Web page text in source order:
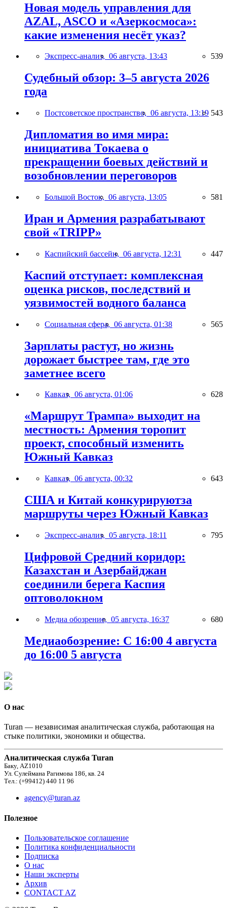
Новая модель управления для
AZAL, ASCO и «Азеркосмоса»:
какие изменения несёт указ?
Экспресс-анализ, 06 августа, 13:43 539
Судебный обзор: 3–5 августа 2026
года
Постсоветское пространство, 06 августа, 13:19 543
Дипломатия во имя мира:
инициатива Токаева о
прекращении боевых действий и
возобновлении переговоров
Большой Восток, 06 августа, 13:05 581
Иран и Армения разрабатывают
свой «TRIPP»
Каспийский бассейн, 06 августа, 12:31 447
Каспий отступает: комплексная
оценка рисков, последствий и
уязвимостей водного баланса
Социальная сфера, 06 августа, 01:38 565
Зарплаты растут, но жизнь
дорожает быстрее там, где это
заметнее всего
Кавказ, 06 августа, 01:06 628
«Маршрут Трампа» выходит на
местность: Армения торопит
проект, способный изменить
Южный Кавказ
Кавказ, 06 августа, 00:32 643
США и Китай конкурируютза
маршруты через Южный Кавказ
Экспресс-анализ, 05 августа, 18:11 795
Цифровой Средний коридор:
Казахстан и Азербайджан
соединили берега Каспия
оптоволокном
Медиа обозрение, 05 августа, 16:37 680
Медиаобозрение: С 16:00 4 августа
до 16:00 5 августа
О нас
Turan — независимая аналитическая служба, работающая на
стыке политики, экономики и общества.
Аналитическая служба Turan
Баку, AZ1010
Ул. Сулеймана Рагимова 186, кв. 24
Тел.: (+99412) 440 11 96
agency@turan.az
Полезное
Пользовательское соглашение
Политика конфиденциальности
Подписка
О нас
Наши эксперты
Архив
CONTACT AZ